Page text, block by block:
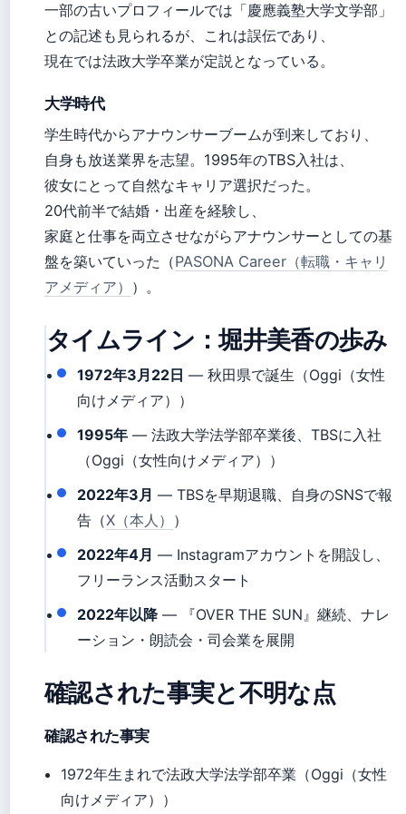
一部の古いプロフィールでは「慶應義塾大学文学部」
との記述も見られるが、これは誤伝であり、
現在では法政大学卒業が定説となっている。
大学時代
学生時代からアナウンサーブームが到来しており、
自身も放送業界を志望。1995年のTBS入社は、
彼女にとって自然なキャリア選択だった。
20代前半で結婚・出産を経験し、
家庭と仕事を両立させながらアナウンサーとしての基
盤を築いていった（PASONA Career（転職・キャリ
アメディア） ）。
タイムライン：堀井美香の歩み
1972年3月22日 — 秋田県で誕生（Oggi（女性
向けメディア））
1995年— 法政大学法学部卒業後、TBSに入社
（Oggi（女性向けメディア））
2022年3月 — TBSを早期退職、自身のSNSで報
告（X（本人） ）
2022年4月 — Instagramアカウントを開設し、
フリーランス活動スタート
2022年以降— 『OVER THE SUN』継続、ナレ
ーション・朗読会・司会業を展開
確認された事実と不明な点
確認された事実
1972年生まれで法政大学法学部卒業（Oggi（女性
向けメディア））